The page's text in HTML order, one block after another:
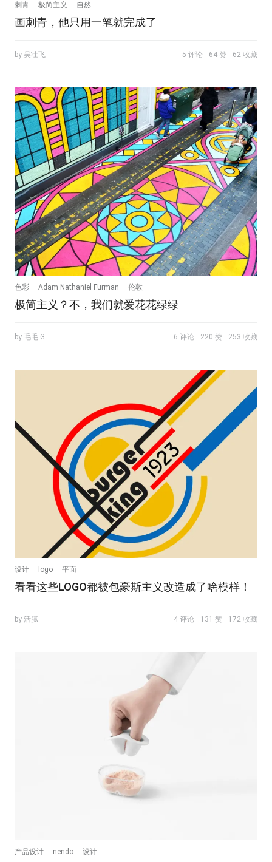
刺青 极简主义 自然
画刺青，他只用一笔就完成了
by 吴壮飞 5 评论 64 赞 62 收藏
色彩 Adam Nathaniel Furman 伦敦
极简主义？不，我们就爱花花绿绿
by 毛毛.G 6 评论 220 赞 253 收藏
设计 logo 平面
看看这些LOGO都被包豪斯主义改造成了啥模样！
by 活腻 4 评论 131 赞 172 收藏
产品设计 nendo 设计